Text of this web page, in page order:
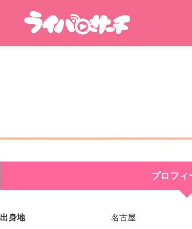
プロフィ
出身地 名古屋